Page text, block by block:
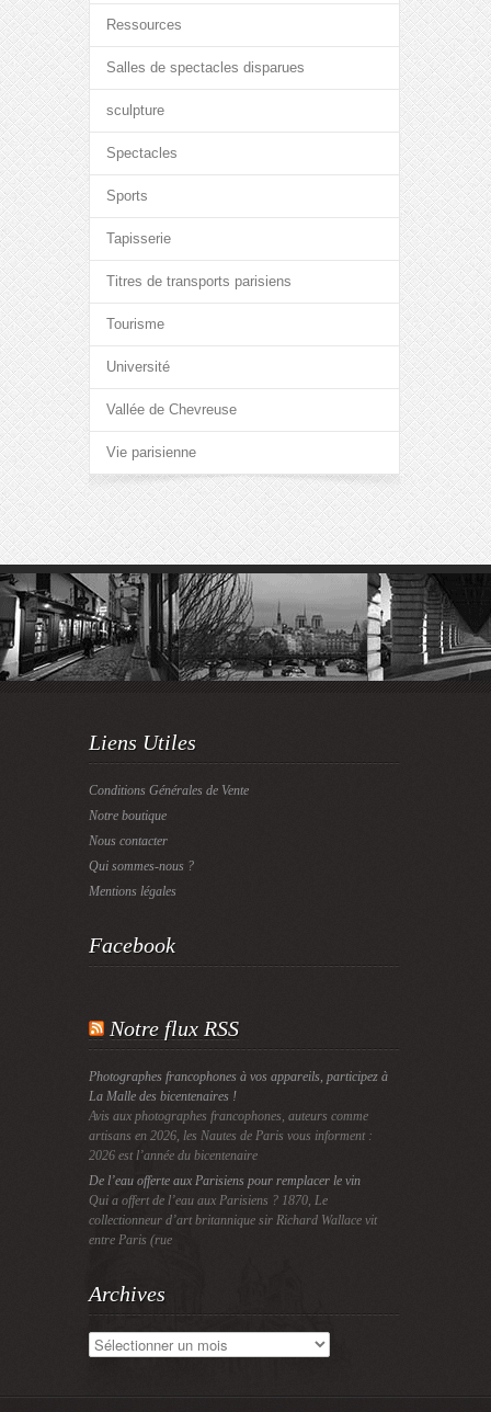
Ressources
Salles de spectacles disparues
sculpture
Spectacles
Sports
Tapisserie
Titres de transports parisiens
Tourisme
Université
Vallée de Chevreuse
Vie parisienne
Liens Utiles
Conditions Générales de Vente
Notre boutique
Nous contacter
Qui sommes-nous ?
Mentions légales
Facebook
Notre flux RSS
Photographes francophones à vos appareils, participez à
La Malle des bicentenaires !
Avis aux photographes francophones, auteurs comme
artisans en 2026, les Nautes de Paris vous informent :
2026 est l’année du bicentenaire
De l’eau offerte aux Parisiens pour remplacer le vin
Qui a offert de l’eau aux Parisiens ? 1870, Le
collectionneur d’art britannique sir Richard Wallace vit
entre Paris (rue
Archives
Archives